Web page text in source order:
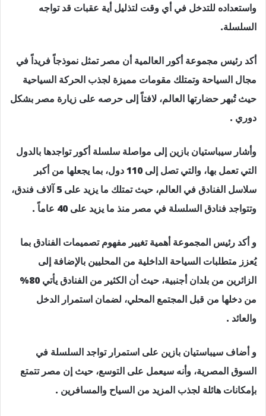
واستعداده للتدخل في أي وقت لتذليل أية عقبات قد تواجه
السلسلة.
أكد رئيس مجموعة أكور العالمية أن مصر تمثل نموذجاً فريداً في
مجال السياحة وتمتلك مقومات مميزة لجذب الحركة السياحية
حيث تُبهر حضارتها العالم، لافتاً إلى حرصه على زيارة مصر بشكل
دوري .
وأشار سيباستيان بازين إلى مواصلة سلسلة أكور تواجدها بالدول
التي تعمل بها، والتي تصل إلى 110 دول، بما يجعلها من أكبر
سلاسل الفنادق في العالم، حيث تمتلك ما يزيد على 5 آلاف فندق،
وتتواجد فنادق السلسلة في مصر منذ ما يزيد على 40 عاماً .
و أكد رئيس المجموعة أهمية تغيير مفهوم تصميمات الفنادق بما
يُعزز متطلبات السياحة الداخلية من المحليين بالإضافة إلى
الزائرين من بلدان أجنبية، حيث أن الكثير من الفنادق يأتي 80%
من دخلها من قبل المجتمع المحلي، لضمان استمرار الدخل
والعائد .
و أضاف سيباستيان بازين على استمرار تواجد السلسلة في
السوق المصرية، وأنه سيعمل على التوسع، حيث إن مصر تتمتع
بإمكانات هائلة لجذب المزيد من السياح والمسافرين .